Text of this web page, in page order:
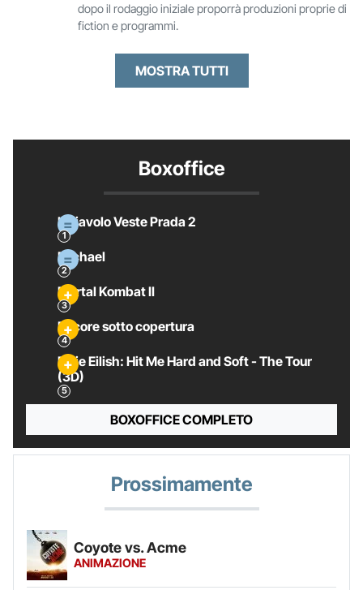
dopo il rodaggio iniziale proporrà produzioni proprie di
fiction e programmi.
MOSTRA TUTTI
Boxoffice
Il Diavolo Veste Prada 2
Michael
Mortal Kombat II
Pecore sotto copertura
Billie Eilish: Hit Me Hard and Soft - The Tour
(3D)
BOXOFFICE COMPLETO
Prossimamente
Coyote vs. Acme
ANIMAZIONE